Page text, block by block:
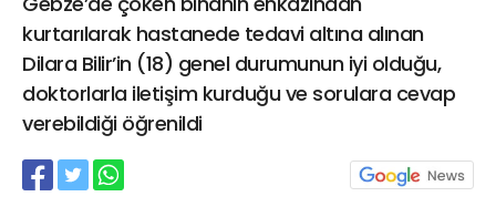
kurtarılarak hastanede tedavi altına alınan
Dilara Bilir’in (18) genel durumunun iyi olduğu,
doktorlarla iletişim kurduğu ve sorulara cevap
verebildiği öğrenildi
21 Gölcük
02624132333
haber@golcukpostasi.com